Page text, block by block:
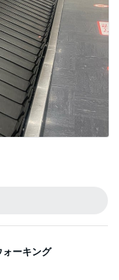
ーキング